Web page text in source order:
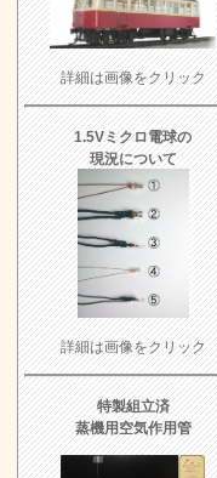
詳細は画像をクリック
1.5Vミクロ電球の
現況について
詳細は画像をクリック
特製組立済
蒸機用空気作用管